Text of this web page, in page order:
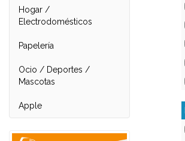
Hogar /
Electrodomésticos
Papelería
Ocio / Deportes /
Mascotas
Apple